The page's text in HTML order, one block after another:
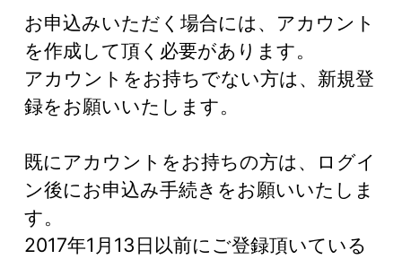
お申込みいただく場合には、アカウント
を作成して頂く必要があります。
アカウントをお持ちでない方は、新規登
録をお願いいたします。
既にアカウントをお持ちの方は、ログイ
ン後にお申込み手続きをお願いいたしま
す。
2017年1月13日以前にご登録頂いている